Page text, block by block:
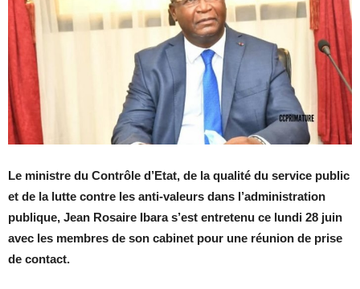
Le ministre du Contrôle d’Etat, de la qualité du service public
et de la lutte contre les anti-valeurs dans l’administration
publique, Jean Rosaire Ibara s’est entretenu ce lundi 28 juin
avec les membres de son cabinet pour une réunion de prise
de contact.